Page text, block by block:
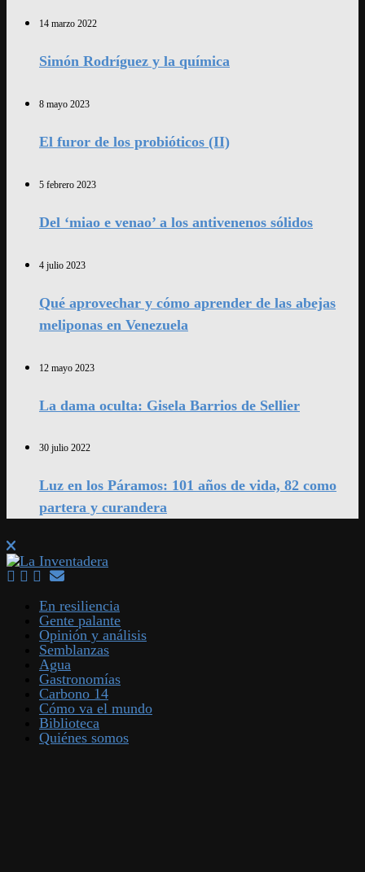
14 marzo 2022
Simón Rodríguez y la química
8 mayo 2023
El furor de los probióticos (II)
5 febrero 2023
Del ‘miao e venao’ a los antivenenos sólidos
4 julio 2023
Qué aprovechar y cómo aprender de las abejas
meliponas en Venezuela
12 mayo 2023
La dama oculta: Gisela Barrios de Sellier
30 julio 2022
Luz en los Páramos: 101 años de vida, 82 como
partera y curandera
En resiliencia
Gente palante
Opinión y análisis
Semblanzas
Agua
Gastronomías
Carbono 14
Cómo va el mundo
Biblioteca
Quiénes somos